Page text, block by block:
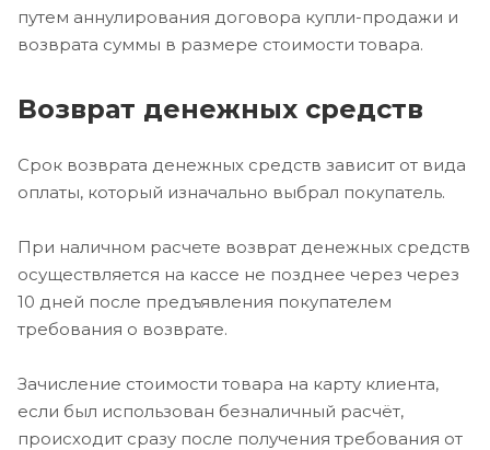
путем аннулирования договора купли-продажи и
возврата суммы в размере стоимости товара.
Возврат денежных средств
Срок возврата денежных средств зависит от вида
оплаты, который изначально выбрал покупатель.
При наличном расчете возврат денежных средств
осуществляется на кассе не позднее через через
10 дней после предъявления покупателем
требования о возврате.
Зачисление стоимости товара на карту клиента,
если был использован безналичный расчёт,
происходит сразу после получения требования от